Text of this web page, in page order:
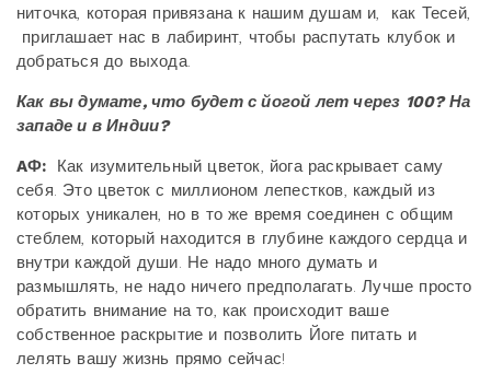
ниточка, которая привязана к нашим душам и, как Тесей,
приглашает нас в лабиринт, чтобы распутать клубок и
добраться до выхода.
Как вы думате, что будет с йогой лет через 100? На
западе и в Индии?
AФ:
Как изумительный цветок, йога раскрывает саму
себя. Это цветок с миллионом лепестков, каждый из
которых уникален, но в то же время соединен с общим
стеблем, который находится в глубине каждого сердца и
внутри каждой души. Не надо много думать и
размышлять, не надо ничего предполагать. Лучше просто
обратить внимание на то, как происходит ваше
собственное раскрытие и позволить Йоге питать и
лелять вашу жизнь прямо сейчас!